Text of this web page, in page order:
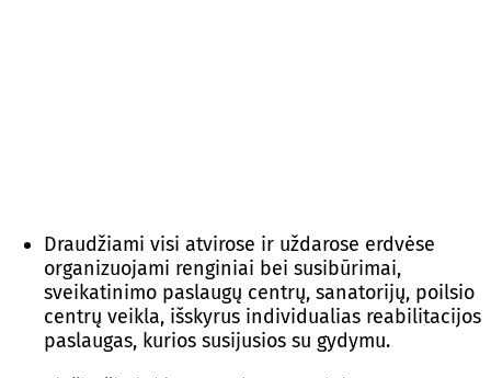
Draudžiami visi atvirose ir uždarose erdvėse
organizuojami renginiai bei susibūrimai,
sveikatinimo paslaugų centrų, sanatorijų, poilsio
centrų veikla, išskyrus individualias reabilitacijos
paslaugas, kurios susijusios su gydymu.